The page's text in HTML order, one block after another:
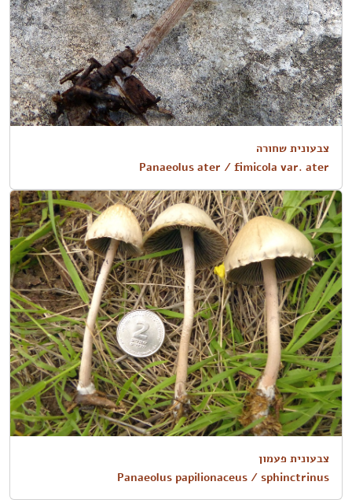
צבעונית שחורה
Panaeolus ater / fimicola var. ater
צבעונית פעמון
Panaeolus papilionaceus / sphinctrinus